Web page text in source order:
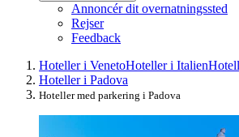
Annoncér dit overnatningssted
Rejser
Feedback
Hoteller i VenetoHoteller i Italien
Hoteller i Padova
Hoteller med parkering i Padova